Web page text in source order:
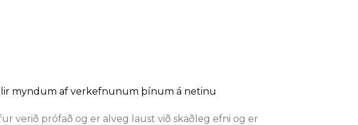
myndum af verkefnunum þínum á netinu
verið prófað og er alveg laust við skaðleg efni og er